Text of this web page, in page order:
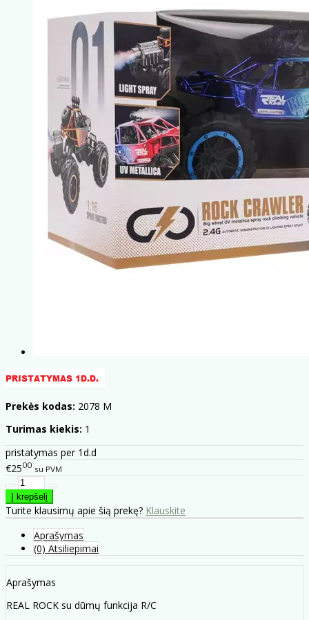
Prekės kodas: 2078 M
Turimas kiekis: 1
pristatymas per 1d.d
€2500 su PVM
Turite klausimų apie šią prekę? Klauskite
Aprašymas
(0) Atsiliepimai
Aprašymas
REAL ROCK su dūmų funkcija R/C